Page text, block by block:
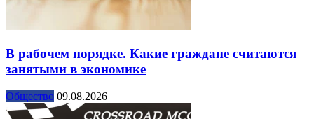
В рабочем порядке. Какие граждане считаются
занятыми в экономике
Общество 09.08.2026